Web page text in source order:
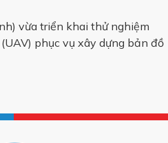
vừa triển khai thử nghiệm
phục vụ xây dựng bản đồ